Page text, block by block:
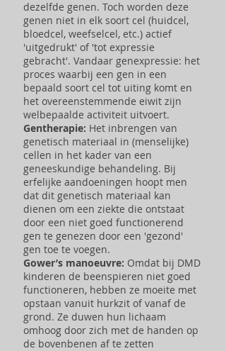
dezelfde genen. Toch worden deze
genen niet in elk soort cel (huidcel,
bloedcel, weefselcel, etc.) actief
'uitgedrukt' of 'tot expressie
gebracht'. Vandaar genexpressie: het
proces waarbij een gen in een
bepaald soort cel tot uiting komt en
het overeenstemmende eiwit zijn
welbepaalde activiteit uitvoert.
Gentherapie: Het inbrengen van
genetisch materiaal in (menselijke)
cellen in het kader van een
geneeskundige behandeling. Bij
erfelijke aandoeningen hoopt men
dat dit genetisch materiaal kan
dienen om een ziekte die ontstaat
door een niet goed functionerend
gen te genezen door een 'gezond'
gen toe te voegen.
Gower’s manoeuvre: Omdat bij DMD
kinderen de beenspieren niet goed
functioneren, hebben ze moeite met
opstaan vanuit hurkzit of vanaf de
grond. Ze duwen hun lichaam
omhoog door zich met de handen op
de bovenbenen af te zetten